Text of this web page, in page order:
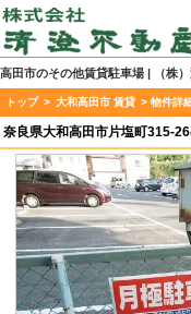
高田市のその他賃貸駐車場 | （株
トップ > 大和高田市 賃貸 > 物件詳
奈良県大和高田市片塩町315-